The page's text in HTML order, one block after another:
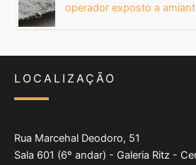
operador exposto a
LOCALIZAÇÃO
Rua Marcehal Deodoro, 51
Sala 601 (6º andar) - Galeria Ritz -